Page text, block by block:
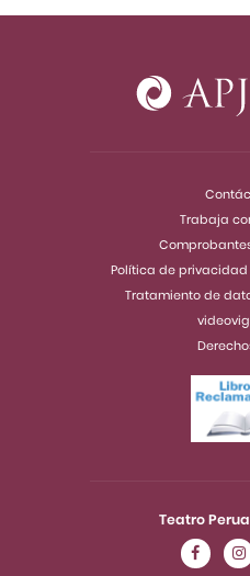
Teatro
Trabaja
Política de
Tratamiento de